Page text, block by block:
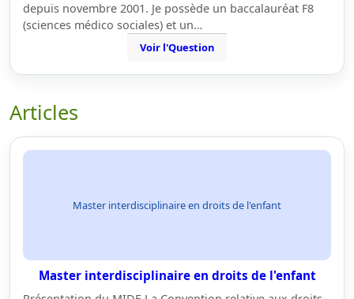
depuis novembre 2001. Je possède un baccalauréat F8
(sciences médico sociales) et un…
Voir l'Question
Articles
Master interdisciplinaire en droits de l'enfant
Master interdisciplinaire en droits de l'enfant